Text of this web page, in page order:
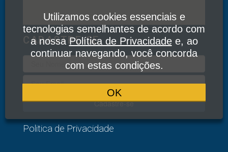
CADASTRE-SE
Cadastre-se
Politica de Privacidade
Utilizamos cookies essenciais e
tecnologias semelhantes de acordo com
a nossaPolítica de Privacidadee, ao
continuar navegando, você concorda
com estas condições.
OK